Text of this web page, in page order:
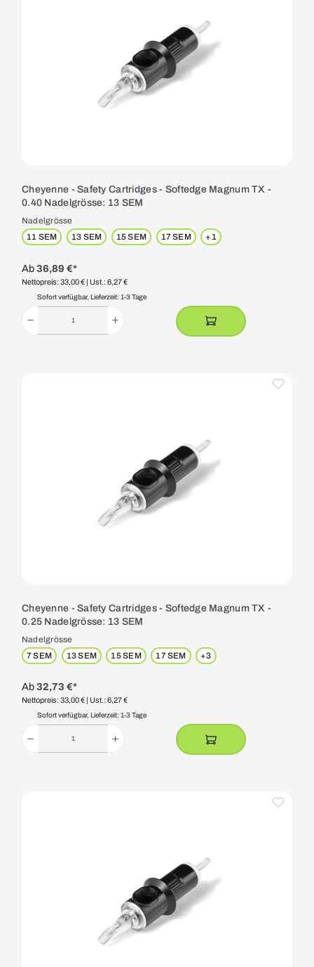
Cheyenne - Safety Cartridges - Softedge Magnum TX -
0.40 Nadelgrösse: 13 SEM
Nadelgrösse
11 SEM
13 SEM 15 SEM 17 SEM + 1
Ab36,89 €*
Nettopreis: 33,00 € | Ust.: 6,27 €
Sofort verfügbar, Lieferzeit: 1-3 Tage
Cheyenne - Safety Cartridges - Softedge Magnum TX -
0.25 Nadelgrösse: 13 SEM
Nadelgrösse
7 SEM
13 SEM 15 SEM 17 SEM +3
Ab32,73 €*
Nettopreis: 33,00 € | Ust.: 6,27 €
Sofort verfügbar, Lieferzeit: 1-3 Tage